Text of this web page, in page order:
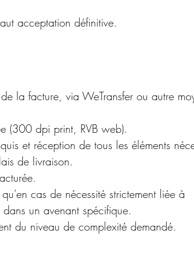
acceptation définitive.
la facture, via WeTransfer ou autre
(300 dpi print, RVB web).
et réception de tous les éléments
de livraison.
cas de nécessité strictement liée à
un avenant spécifique.
du niveau de complexité demandé.